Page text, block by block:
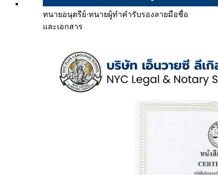
ทนายอนุตรีย์·ทนายผู้ทำคำรับรองลายมือชื่อ
และเอกสาร